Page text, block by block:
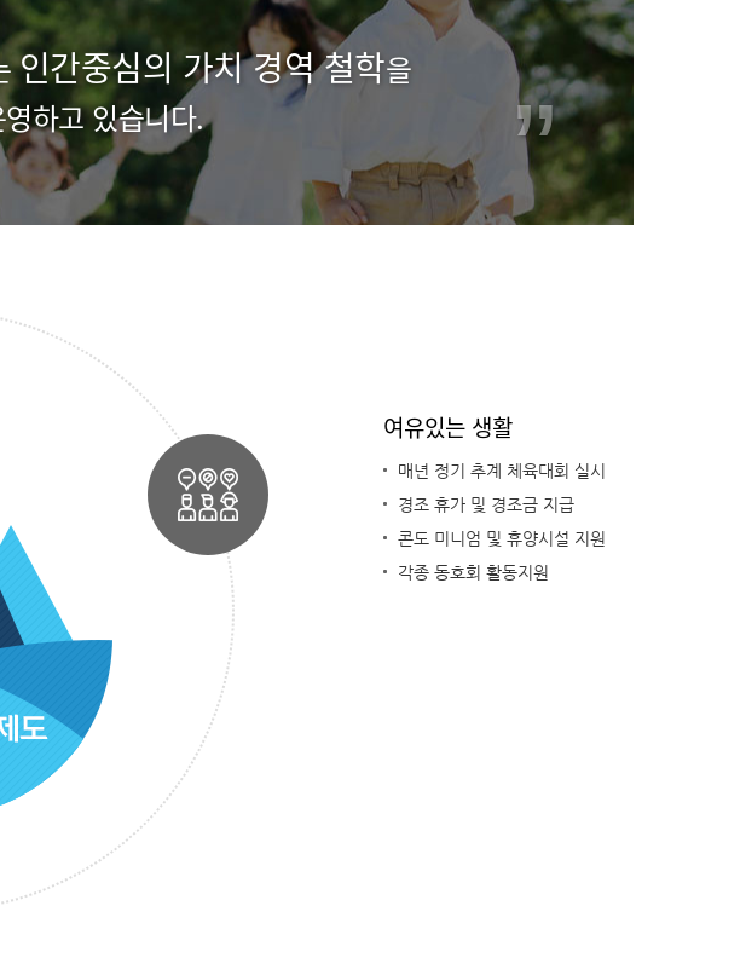
인간중심의 가치 경역 철학을
하고 있습니다.
여유있는 생활
매년 정기 추계 체육대회 실시
경조 휴가 및 경조금 지급
콘도 미니엄 및 휴양시설 지원
각종 동호회 활동지원